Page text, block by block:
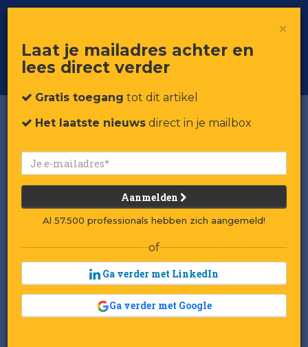
Voor professionals in retail & brands
Toggle
×
Laat je mailadres achter en
lees direct verder
Gratis toegang tot dit artikel
Het laatste nieuws direct in je mailbox
Aanmelden
Al 57.500 professionals hebben zich aangemeld!
of
Ga verder met LinkedIn
Ga verder met Google